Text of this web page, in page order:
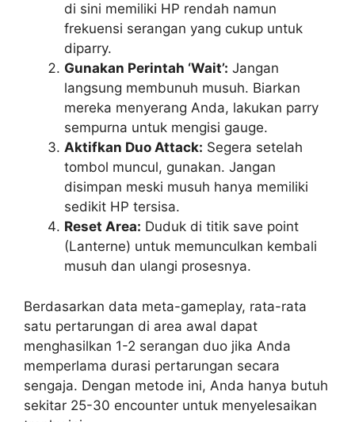
di sini memiliki HP rendah namun
frekuensi serangan yang cukup untuk
diparry.
Gunakan Perintah ‘Wait’: Jangan
langsung membunuh musuh. Biarkan
mereka menyerang Anda, lakukan parry
sempurna untuk mengisi gauge.
Aktifkan Duo Attack: Segera setelah
tombol muncul, gunakan. Jangan
disimpan meski musuh hanya memiliki
sedikit HP tersisa.
Reset Area: Duduk di titik save point
(Lanterne) untuk memunculkan kembali
musuh dan ulangi prosesnya.
Berdasarkan data meta-gameplay, rata-rata
satu pertarungan di area awal dapat
menghasilkan 1-2 serangan duo jika Anda
memperlama durasi pertarungan secara
sengaja. Dengan metode ini, Anda hanya butuh
sekitar 25-30 encounter untuk menyelesaikan